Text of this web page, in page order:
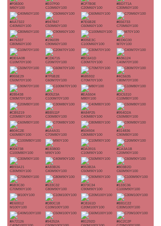
#F08300
M60Y100
#E07F00
C10M60Y100
#CF7B0E
C20M60Y100
#BD771A
C30M60Y100
#AA7322
C40M60Y100
#947847
C50M60Y100
#7E6B2E
C60M60Y100
#656733
C70M60Y100
#476337
C80M60Y100
#196039
C90M60Y100
#005E3C
C100M60Y100
#ED6C00
M70Y100
#DE6A08
C10M70Y100
#CD6715
C20M70Y100
#BC641D
C30M70Y100
#A96124
C40M70Y100
#955E29
C50M70Y100
#7F5B2E
C60M70Y100
#685932
C70M70Y100
#4C5635
C80M70Y100
#285438
C90M70Y100
#00523A
C100M70Y100
#EA5504
M80Y100
#DC5310
C10M80Y100
#CB5219
C20M80Y100
#BB511F
C30M80Y100
#A84F25
C40M80Y100
#954D2A
C50M80Y100
#804C2E
C60M80Y100
#6A4A31
C70M80Y100
#504934
C80M80Y100
#314836
C90M80Y100
#004738
C100M80Y100
#E8380D
M90Y100
#DA3915
C10M90Y100
#CA3A1B
C20M90Y100
#B93A21
C30M90Y100
#A83B26
C40M90Y100
#953B2A
C50M90Y100
#803B2D
C60M90Y100
#6B3C30
C70M90Y100
#533C32
C80M90Y100
#373C34
C90M90Y100
#133C36
C100M90Y100
#E60012
M100Y100
#D80C18
C10M100Y100
#C8161D
C20M100Y100
#B81C22
C30M100Y100
#A72126
C40M100Y100
#94252A
C50M100Y100
#81292D
C60M100Y100
#6C2C2F
C70M100Y100